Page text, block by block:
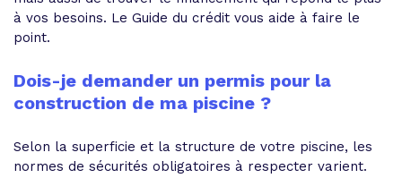
à vos besoins. Le Guide du crédit vous aide à faire le
point.
Dois-je demander un permis pour la
construction de ma piscine ?
Selon la superficie et la structure de votre piscine, les
normes de sécurités obligatoires à respecter varient.